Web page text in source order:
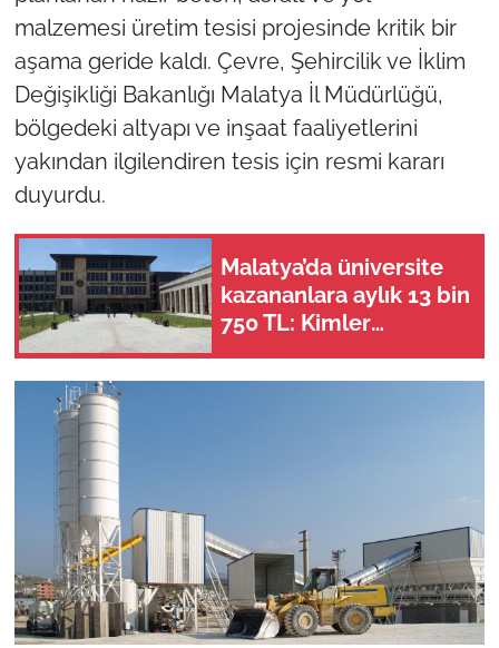
malzemesi üretim tesisi projesinde kritik bir
aşama geride kaldı. Çevre, Şehircilik ve İklim
Değişikliği Bakanlığı Malatya İl Müdürlüğü,
bölgedeki altyapı ve inşaat faaliyetlerini
yakından ilgilendiren tesis için resmi kararı
duyurdu.
Malatya’da üniversite
kazananlara aylık 13 bin
750 TL: Kimler